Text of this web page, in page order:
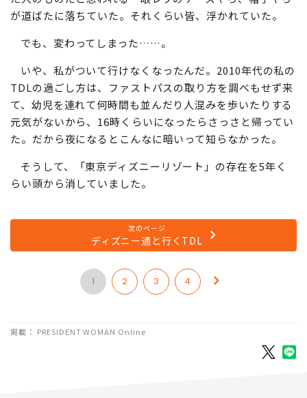
れるかされないかあたりの頃。開園と同時に走ってアトラ
クションに並ぶしかなかった。私たちより先に走っていっ
た人のものだと思われる一眼レフのケースやら、帽子やら
でも、変わってしまった……。
いや、私がついて行けなくなったんだ。2010年代の私の
TDLの過ごし方は、ファストパスの取り方を調べもせず来
て、幼児を連れて何時間も並んだり人混みを歩いたりする
元気がないから、16時くらいになったらさっさと帰ってい
た。だから夜になるとこんなに暗いって知らなかった。
らい頭から消していました。
次のページ
ディズニー通と行くTDL